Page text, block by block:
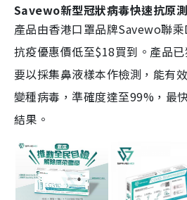
Savewo新型冠狀病毒快速抗原
產品由香港口罩品牌Savewo聯乘
抗疫優惠價低至$18買到。產品
要以採集鼻液樣本作檢測，能有
變種病毒，準確度達至99%，最
結果。